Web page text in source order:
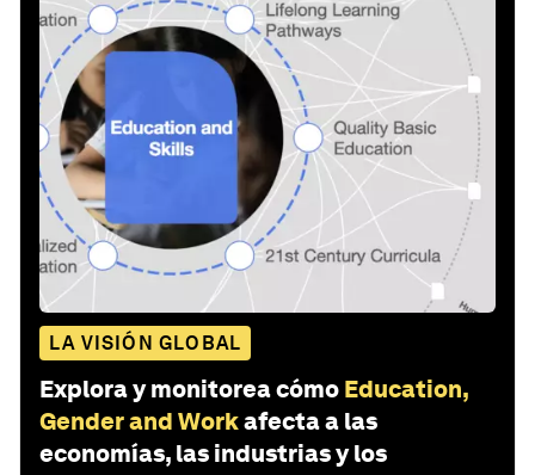
LA VISIÓN GLOBAL
Explora y monitorea cómo Education,
Gender and Workafecta a las
economías, las industrias y los